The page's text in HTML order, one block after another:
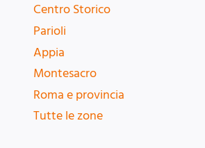
Centro Storico
Parioli
Appia
Montesacro
Roma e provincia
Tutte le zone